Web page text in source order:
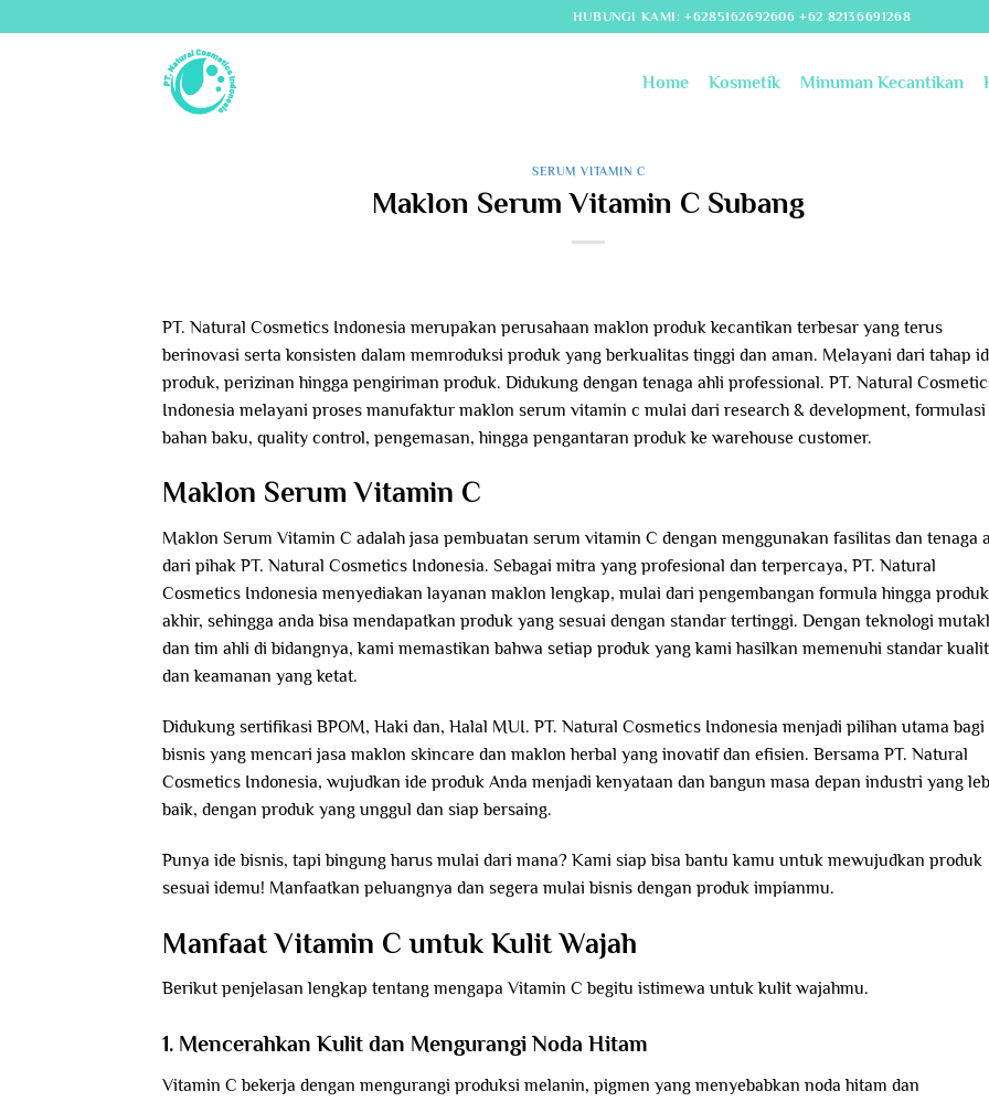
to
HUBUNGI KAMI: +6285162692606 +62 82136691268
Home Kosmetik Minuman Kecantikan
SERUM VITAMIN C
Maklon Serum Vitamin C Subang
PT. Natural Cosmetics Indonesia merupakan perusahaan maklon produk kecantikan terbesar yang terus
berinovasi serta konsisten dalam memroduksi produk yang berkualitas tinggi dan aman. Melayani dari tahap
produk, perizinan hingga pengiriman produk. Didukung dengan tenaga ahli professional. PT. Natural
Indonesia melayani proses manufaktur maklon serum vitamin c mulai dari research & development, formulasi
bahan baku, quality control, pengemasan, hingga pengantaran produk ke warehouse customer.
Maklon Serum Vitamin C
Maklon Serum Vitamin C adalah jasa pembuatan serum vitamin C dengan menggunakan fasilitas dan tenaga
dari pihak PT. Natural Cosmetics Indonesia. Sebagai mitra yang profesional dan terpercaya, PT. Natural
Cosmetics Indonesia menyediakan layanan maklon lengkap, mulai dari pengembangan formula hingga
akhir, sehingga anda bisa mendapatkan produk yang sesuai dengan standar tertinggi. Dengan teknologi
dan tim ahli di bidangnya, kami memastikan bahwa setiap produk yang kami hasilkan memenuhi standar
dan keamanan yang ketat.
Didukung sertifikasi BPOM, Haki dan, Halal MUI. PT. Natural Cosmetics Indonesia menjadi pilihan utama bagi
bisnis yang mencari jasa maklon skincare dan maklon herbal yang inovatif dan efisien. Bersama PT. Natural
Cosmetics Indonesia, wujudkan ide produk Anda menjadi kenyataan dan bangun masa depan industri yang
baik, dengan produk yang unggul dan siap bersaing.
Punya ide bisnis, tapi bingung harus mulai dari mana? Kami siap bisa bantu kamu untuk mewujudkan produk
sesuai idemu! Manfaatkan peluangnya dan segera mulai bisnis dengan produk impianmu.
Manfaat Vitamin C untuk Kulit Wajah
Berikut penjelasan lengkap tentang mengapa Vitamin C begitu istimewa untuk kulit wajahmu.
1. Mencerahkan Kulit dan Mengurangi Noda Hitam
Vitamin C bekerja dengan mengurangi produksi melanin, pigmen yang menyebabkan noda hitam dan